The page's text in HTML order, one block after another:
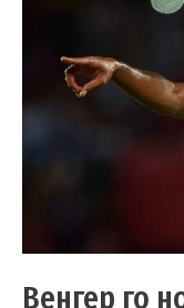
Венгер го